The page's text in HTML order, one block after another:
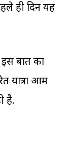
ही दिन यह
बात का
यात्रा आम
है.